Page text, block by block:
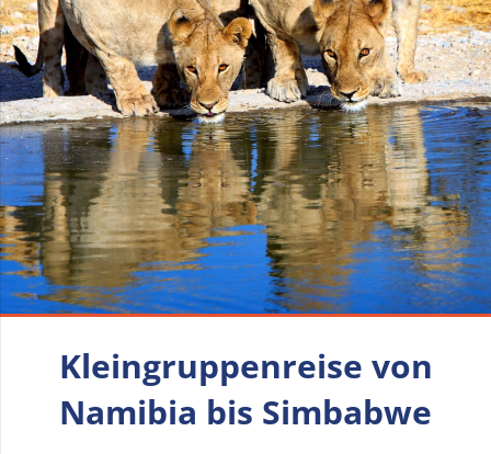
Kleingruppenreise von
Namibia bis Simbabwe